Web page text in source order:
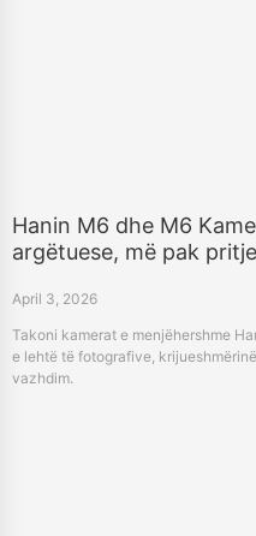
Takoni kamerat e menjëhershme
e lehtë të fotografive,